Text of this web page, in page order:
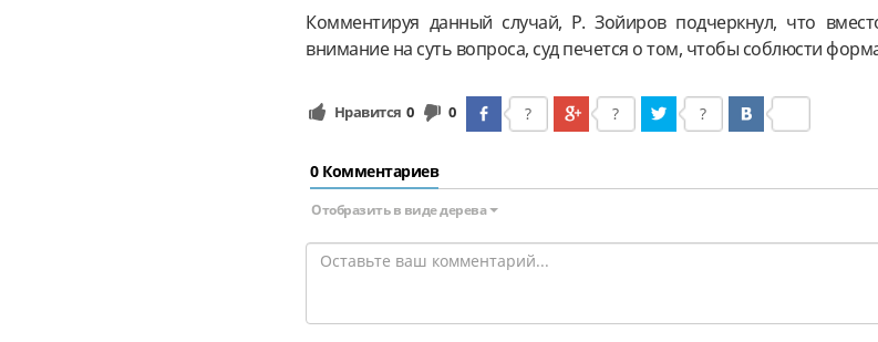
Комментируя данный случай, Р. Зойиров подчеркнул, что
внимание на суть вопроса, суд печется о том, чтобы соблюсти
Нравится 0 0 ? ? ?
0 Комментариев
Отобразить в виде дерева